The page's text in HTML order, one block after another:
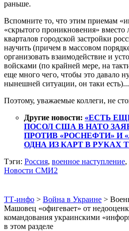
раньше.
Вспомните то, что этим приемам
«скрытого проникновения»
кварталов городской застройки
научить (причем в массовом
организовать взаимодействие и
войсками (по крайней мере, на
еще много чего, чтобы это давало
нынешней ситуации, он таки есть)...
Поэтому, уважаемые коллеги, не
Другие новости: «ЕСТЬ
ПОСОЛ США В НАТО
ПРОТИВ «РОСНЕФТИ» И
ОДНА ИЗ КАРТ В РУКАХ
Тэги: Россия, военное наступление,
Новости СМИ2
ТТ-инфо > Война в Украине >
Машовец «офигевает» от
командования украинскими
в этом разделе